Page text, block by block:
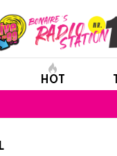
HOT